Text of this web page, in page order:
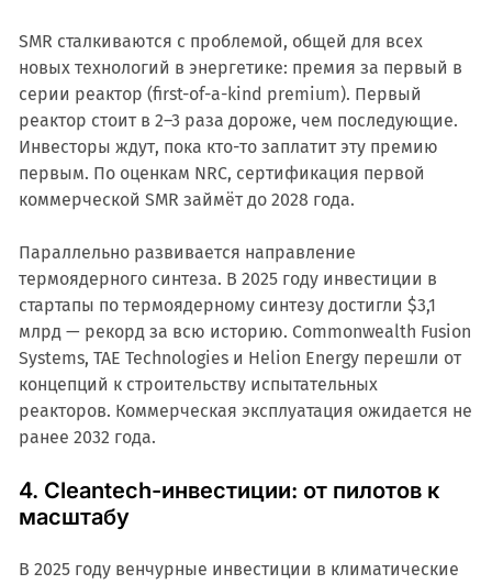
SMR сталкиваются с проблемой, общей для всех
новых технологий в энергетике: премия за первый в
серии реактор (first-of-a-kind premium). Первый
реактор стоит в 2–3 раза дороже, чем последующие.
Инвесторы ждут, пока кто-то заплатит эту премию
первым. По оценкам NRC, сертификация первой
коммерческой SMR займёт до 2028 года.
Параллельно развивается направление
термоядерного синтеза. В 2025 году инвестиции в
стартапы по термоядерному синтезу достигли $3,1
млрд — рекорд за всю историю. Commonwealth Fusion
Systems, TAE Technologies и Helion Energy перешли от
концепций к строительству испытательных
реакторов. Коммерческая эксплуатация ожидается не
ранее 2032 года.
4. Cleantech-инвестиции: от пилотов к
масштабу
В 2025 году венчурные инвестиции в климатические